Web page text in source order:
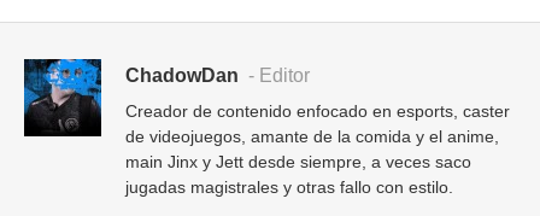
ChadowDan - Editor
Creador de contenido enfocado en esports, caster
de videojuegos, amante de la comida y el anime,
main Jinx y Jett desde siempre, a veces saco
jugadas magistrales y otras fallo con estilo.